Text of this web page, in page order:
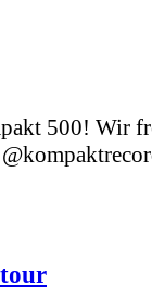
500! Wir